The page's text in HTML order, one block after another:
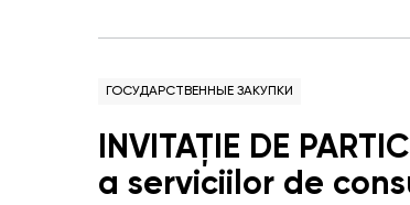
ГОСУДАРСТВЕННЫЕ ЗАКУПКИ
INVITAȚIE DE PARTICIPARE la
a serviciilor de